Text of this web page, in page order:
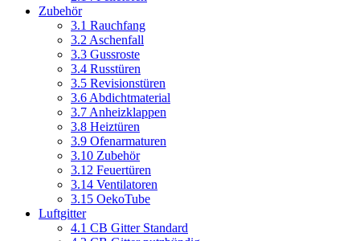
Zubehör
3.1 Rauchfang
3.2 Aschenfall
3.3 Gussroste
3.4 Russtüren
3.5 Revisionstüren
3.6 Abdichtmaterial
3.7 Anheizklappen
3.8 Heiztüren
3.9 Ofenarmaturen
3.10 Zubehör
3.12 Feuertüren
3.14 Ventilatoren
3.15 OekoTube
Luftgitter
4.1 CB Gitter Standard